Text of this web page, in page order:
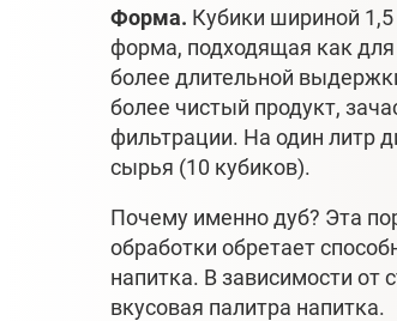
Форма. Кубики шириной
форма, подходящая как для
более длительной
более чистый продукт,
фильтрации. На один литр
сырья (10 кубиков).
Почему именно дуб? Эта
обработки обретает
напитка. В зависимости от
вкусовая палитра напитка.